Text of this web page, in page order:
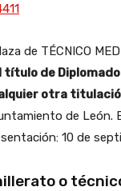
de TÉCNICO
título de
otra
de León.
10 de
o